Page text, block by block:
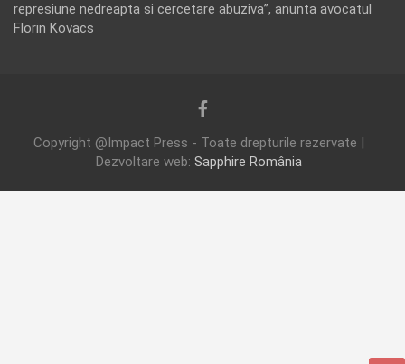
represiune nedreapta si cercetare abuziva”, anunta avocatul
Florin Kovacs
Copyright @Impact Press - Toate drepturile rezervate |
Dezvoltare web: Sapphire România